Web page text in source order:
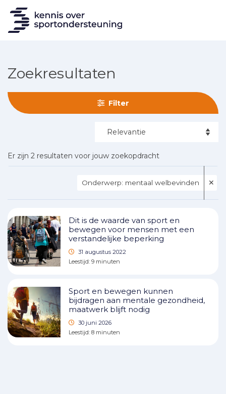
Zoekresultaten
Filter
Er zijn 2 resultaten voor jouw zoekopdracht
Onderwerp: mentaal welbevinden ✕
Dit is de waarde van sport en
bewegen voor mensen met een
verstandelijke beperking
31 augustus 2022
Leestijd: 9minuten
Sport en bewegen kunnen
bijdragen aan mentale gezondheid,
maatwerk blijft nodig
30 juni 2026
Leestijd: 8minuten